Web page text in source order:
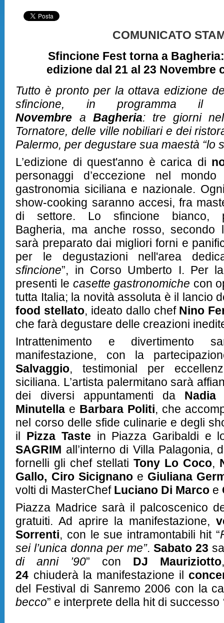
COMUNICATO
Sfincione Fest torna a
edizione dal 21 al 23 Novembre
Tutto è pronto per la ottava edizione
sfincione, in programma
Novembre a Bagheria: tre giorni
Tornatore, delle ville nobiliari e dei
Palermo, per degustare sua maestà “lo
L’edizione di quest'anno è carica di
personaggi d’eccezione nel
gastronomia siciliana e nazionale.
show-cooking saranno accesi, fra
di settore. Lo sfincione bianco,
Bagheria, ma anche rosso, secondo
sarà preparato dai migliori forni e
per le degustazioni nell'area
sfincione”, in Corso Umberto I. Per
presenti le casette gastronomiche con
tutta Italia; la novità assoluta è il lancio
food stellato, ideato dallo chef Nino
che farà degustare delle creazioni
Intrattenimento e divertimento
manifestazione, con la
Salvaggio, testimonial per
siciliana. L’artista palermitano sarà
dei diversi appuntamenti da Nadia
Minutella e Barbara Politi, che
nel corso delle sfide culinarie e degli
il Pizza Taste in Piazza Garibaldi e
SAGRIM all’interno di Villa Palagonia,
fornelli gli chef stellatiTony Lo Coco,
Gallo, Ciro Sicignano e Giuliana
volti di MasterChef Luciano Di Marco e
Piazza Madrice sarà il palcoscenico
gratuiti. Ad aprire la manifestazione,
Sorrenti, con le sue intramontabili hit “
sei l’unica donna per me”.Sabato 23
di anni ’90” con DJ Mauriziotto
24 chiuderà la manifestazione il
del Festival di Sanremo 2006 con la
becco” e interprete della hit di successo